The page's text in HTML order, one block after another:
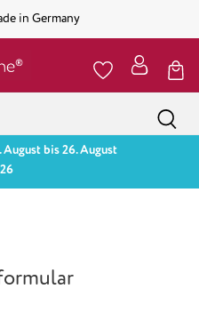
in Germany
bis 26. August